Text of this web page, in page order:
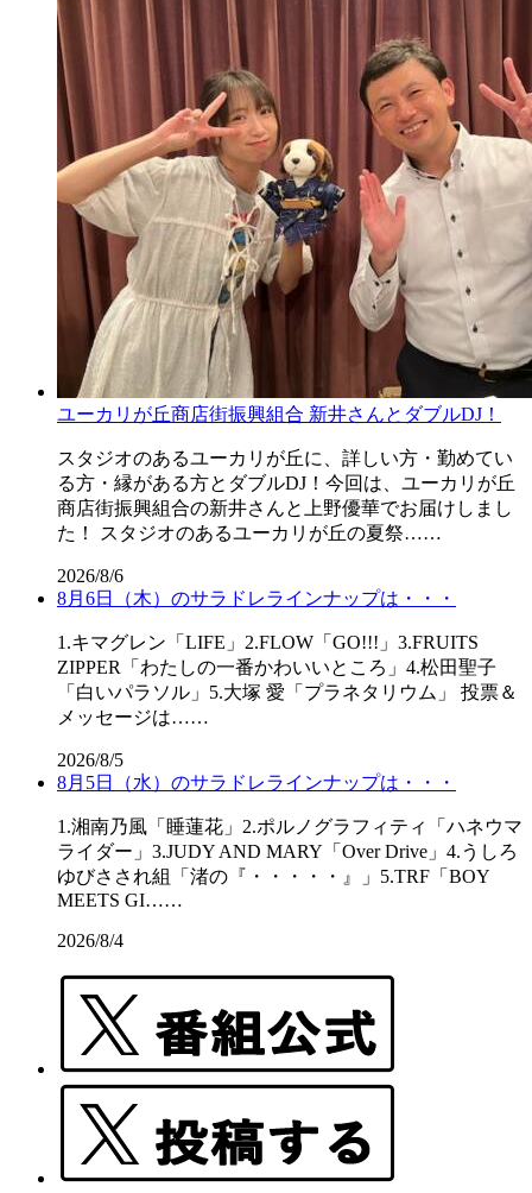
ユーカリが丘商店街振興組合 新井さんとダブルDJ！
スタジオのあるユーカリが丘に、詳しい方・勤めてい
る方・縁がある方とダブルDJ！今回は、ユーカリが丘
商店街振興組合の新井さんと上野優華でお届けしまし
た！ スタジオのあるユーカリが丘の夏祭……
2026/8/6
8月6日（木）のサラドレラインナップは・・・
1.キマグレン「LIFE」2.FLOW「GO!!!」3.FRUITS
ZIPPER「わたしの一番かわいいところ」4.松田聖子
「白いパラソル」5.大塚 愛「プラネタリウム」 投票＆
メッセージは……
2026/8/5
8月5日（水）のサラドレラインナップは・・・
1.湘南乃風「睡蓮花」2.ポルノグラフィティ「ハネウマ
ライダー」3.JUDY AND MARY「Over Drive」4.うしろ
ゆびさされ組「渚の『・・・・・』」5.TRF「BOY
MEETS GI……
2026/8/4